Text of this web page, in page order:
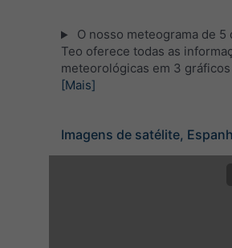
O nosso meteograma de 5
Teo oferece todas as
meteorológicas em 3
[Mais]
Imagens de satélite,